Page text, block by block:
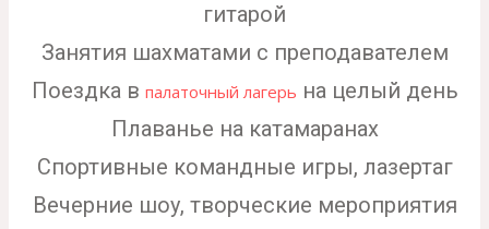
гитарой
Занятия шахматами с преподавателем
Поездка в палаточный лагерь на целый день
Плаванье на катамаранах
Спортивные командные игры, лазертаг
Вечерние шоу, творческие мероприятия